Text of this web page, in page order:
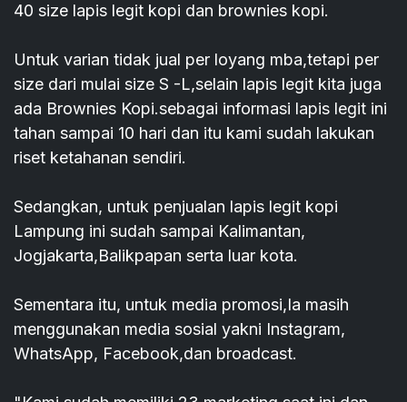
40 size lapis legit kopi dan brownies kopi.
Untuk varian tidak jual per loyang mba,tetapi per
size dari mulai size S -L,selain lapis legit kita juga
ada Brownies Kopi.sebagai informasi lapis legit ini
tahan sampai 10 hari dan itu kami sudah lakukan
riset ketahanan sendiri.
Sedangkan, untuk penjualan lapis legit kopi
Lampung ini sudah sampai Kalimantan,
Jogjakarta,Balikpapan serta luar kota.
Sementara itu, untuk media promosi,Ia masih
menggunakan media sosial yakni Instagram,
WhatsApp, Facebook,dan broadcast.